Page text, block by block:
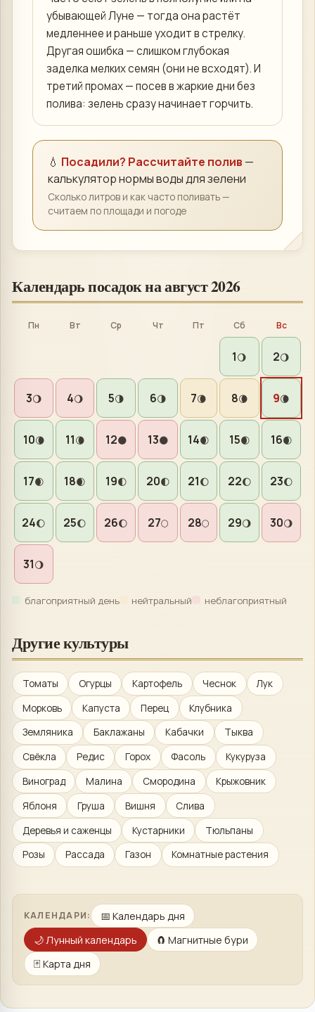
убывающей Луне — тогда она растёт
медленнее и раньше уходит в стрелку.
Другая ошибка — слишком глубокая
заделка мелких семян (они не всходят). И
третий промах — посев в жаркие дни без
полива: зелень сразу начинает горчить.
💧 Посадили? Рассчитайте полив —
калькулятор нормы воды длязелени
Сколько литров и как часто поливать —
считаем по площади и погоде
Календарь посадок наавгуст 2026
Пн Вт Ср Чт Пт Сб Вс
1🌖 2🌖
3🌖 4🌖 5🌗 6🌗 7🌘 8🌘 9🌘
10🌘 11🌘 12🌑 13🌑 14🌒 15🌒 16🌒
17🌒 18🌒 19🌓 20🌓 21🌔 22🌔 23🌔
24🌔 25🌔 26🌔 27🌕 28🌕 29🌖 30🌖
31🌖
благоприятный день нейтральный неблагоприятный
Другие культуры
Томаты Огурцы Картофель Чеснок
Лук
Морковь
Капуста Перец
Клубника
Земляника
Баклажаны Кабачки
Тыква
Свёкла
Редис Горох Фасоль
Кукуруза
Виноград
Малина Смородина
Крыжовник
Яблоня
Груша Вишня
Слива
Деревья и саженцы
Кустарники
Тюльпаны
Розы
Рассада Газон Комнатные растения
КАЛЕНДАРИ: 📅 Календарь дня
🌙 Лунный календарь 🧲 Магнитные бури
🃏 Карта дня